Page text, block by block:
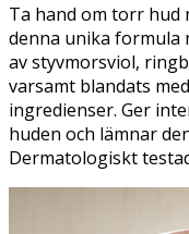
Ta hand om torr hud
denna unika formula
av styvmorsviol,
varsamt blandats
ingredienser. Ger
huden och lämnar
Dermatologiskt